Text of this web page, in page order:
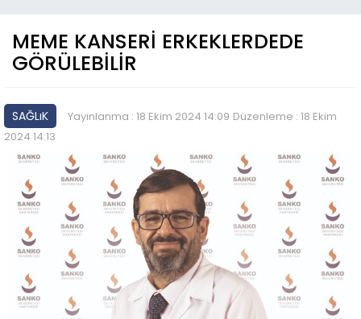
MEME KANSERİ ERKEKLERDEDE
GÖRÜLEBİLİR
SAĞLıK Yayınlanma : 18 Ekim 2024 14:09 Düzenleme : 18 Ekim
2024 14:13